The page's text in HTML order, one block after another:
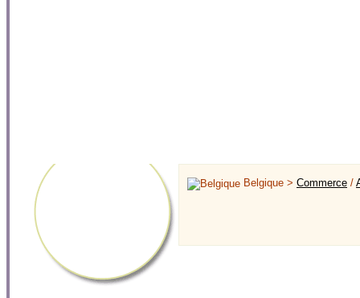
Belgique > Commerce /